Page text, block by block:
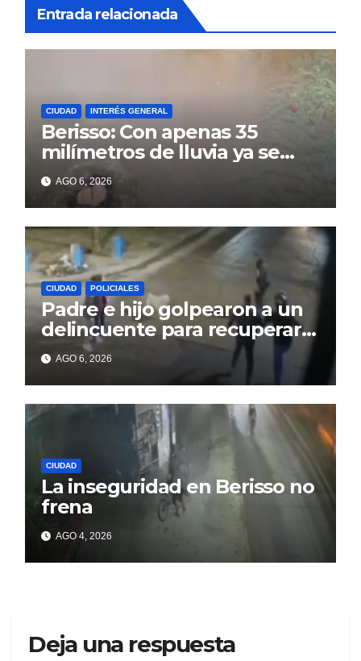
Entrada relacionada
CIUDAD INTERÉS GENERAL
Berisso: Con apenas 35
milímetros de lluvia ya se
sienten los problemas
AGO 6, 2026
CIUDAD POLICIALES
Padre e hijo golpearon a un
delincuente para recuperar
un celular robado en Berisso
AGO 6, 2026
CIUDAD
La inseguridad en Berisso no
frena
AGO 4, 2026
Deja una respuesta